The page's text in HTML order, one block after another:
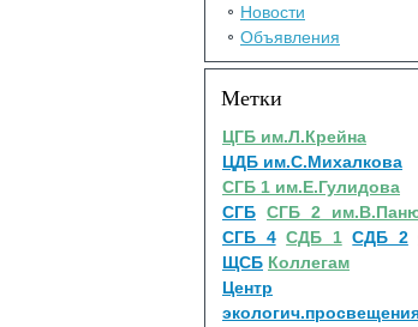
Новости
Объявления
Метки
ЦГБ им.Л.Крейна
ЦДБ им.С.Михалкова
СГБ 1 им.Е.Гулидова
СГБ СГБ 2
СГБ 4 СДБ 1 СДБ 2
ЩСБ Коллегам
Центр